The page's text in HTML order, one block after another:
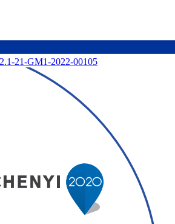
21-GM1-2022-00105